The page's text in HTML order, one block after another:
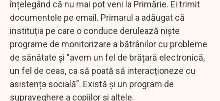
înțelegând că nu mai pot veni la Primărie. Ei trimit
documentele pe email. Primarul a adăugat că
instituția pe care o conduce derulează niște
programe de monitorizare a bătrânilor cu probleme
de sănătate și ”avem un fel de brățară electronică,
un fel de ceas, ca să poată să interacționeze cu
asistența socială”. Există și un program de
supraveghere a copiilor și altele.